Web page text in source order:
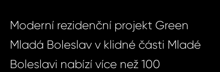
Moderní rezidenční projekt Green
Mladá Boleslav v klidné části Mladé
Boleslavi nabízí více než 100